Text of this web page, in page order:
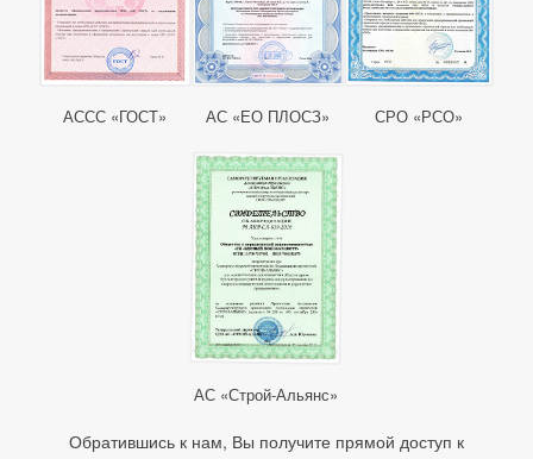
АССС «ГОСТ» АС «ЕО ПЛОСЗ» СРО «РСО»
АС «Строй-Альянс»
Обратившись к нам, Вы получите прямой доступ к